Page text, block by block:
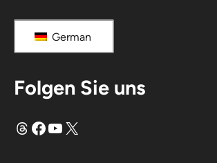
German
Folgen Sie uns
Fäden
Facebook
YouTube
X